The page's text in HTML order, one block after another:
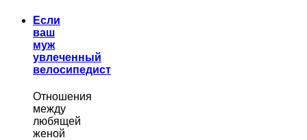
Если
ваш
муж
увлеченный
велосипедист
Отношения
между
любящей
женой